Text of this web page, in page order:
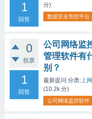
1
回答
分)
数据安全管控平台
0
投票
1
回答
公司网络监
管理软件有
别？
最新提问 分类:上
(10.2k 分)
公司网络监控软件